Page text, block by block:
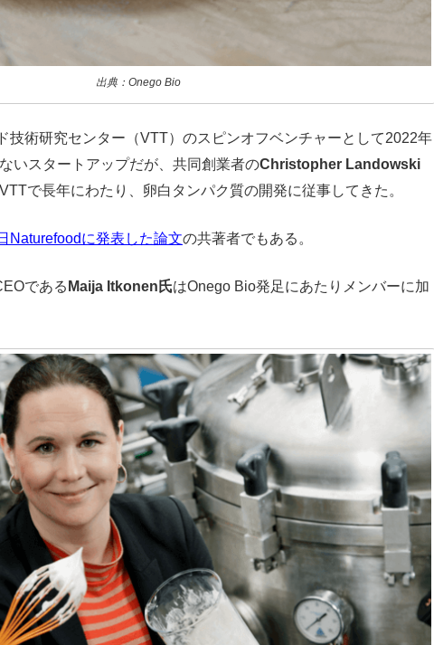
出典：Onego Bio
技術研究センター（VTT）のスピンオフベンチャーとして2022年
いスタートアップだが、共同創業者のChristopher Landowski
で長年にわたり、卵白タンパク質の開発に従事してきた。
Naturefoodに発表した論文の共著者でもある。
である Maija Itkonen氏はOnego Bio発足にあたりメンバーに加